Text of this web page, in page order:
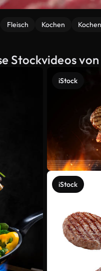
Fleisch Kochen Kochen
Stockvideos
iStock
iStock